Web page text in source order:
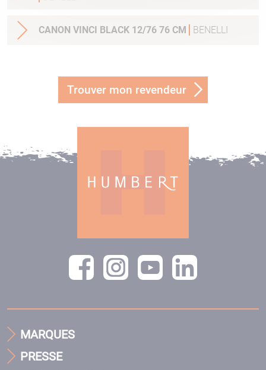
CANON VINCI BLACK 12/76 76 CM BENELLI
Trouver mon revendeur
MARQUES
PRESSE